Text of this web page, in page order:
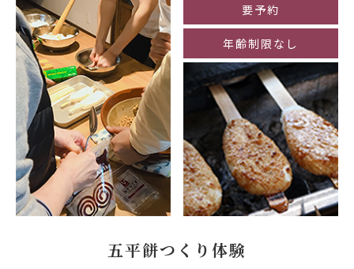
要予約
年齢制限なし
五平餅つくり体験